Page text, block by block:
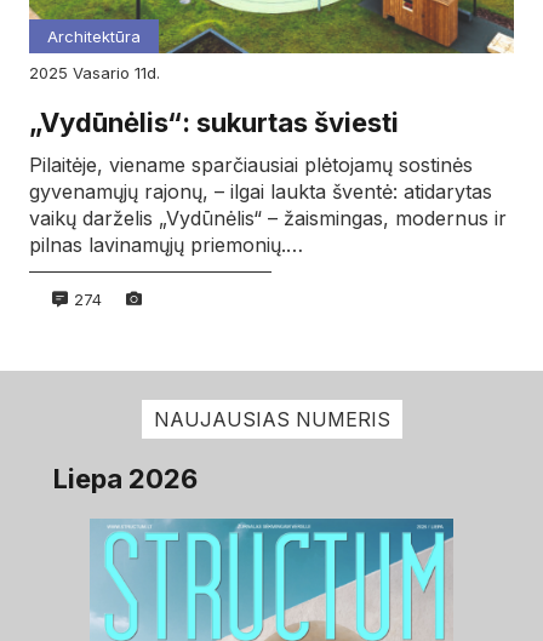
Architektūra
2025
vasario 11d.
„Vydūnėlis“: sukurtas šviesti
Pilaitėje, viename sparčiausiai plėtojamų sostinės
gyvenamųjų rajonų, – ilgai laukta šventė: atidarytas
vaikų darželis „Vydūnėlis“ – žaismingas, modernus ir
pilnas lavinamųjų priemonių.…
274
NAUJAUSIAS NUMERIS
Liepa 2026